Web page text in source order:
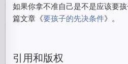
如果你拿不准自己是不是应该要
篇文章《要孩子的先决条件》。
引用和版权